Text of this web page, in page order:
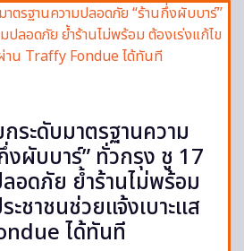
ระดับมาตรฐานความ
งผับบาร์” ทั่วกรุง ชู 17
อดภัย ย้ำร้านไม่พร้อม
ะชาชนช่วยแจ้งเบาะแส
ได้ทันที